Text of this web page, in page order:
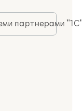
партнерами